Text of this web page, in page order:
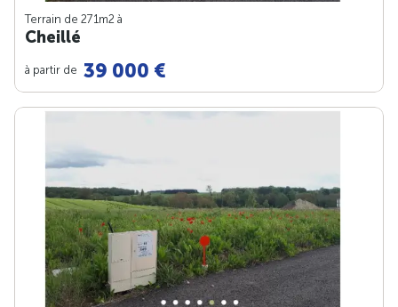
Terrain de 271m2 à
Cheillé
à partir de 39 000 €